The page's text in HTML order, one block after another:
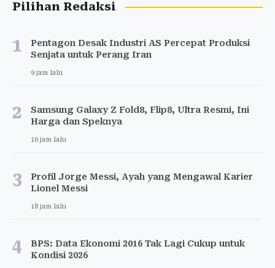
Pilihan Redaksi
1
Pentagon Desak Industri AS Percepat Produksi
Senjata untuk Perang Iran
9 jam lalu
2
Samsung Galaxy Z Fold8, Flip8, Ultra Resmi, Ini
Harga dan Speknya
10 jam lalu
3
Profil Jorge Messi, Ayah yang Mengawal Karier
Lionel Messi
18 jam lalu
4
BPS: Data Ekonomi 2016 Tak Lagi Cukup untuk
Kondisi 2026